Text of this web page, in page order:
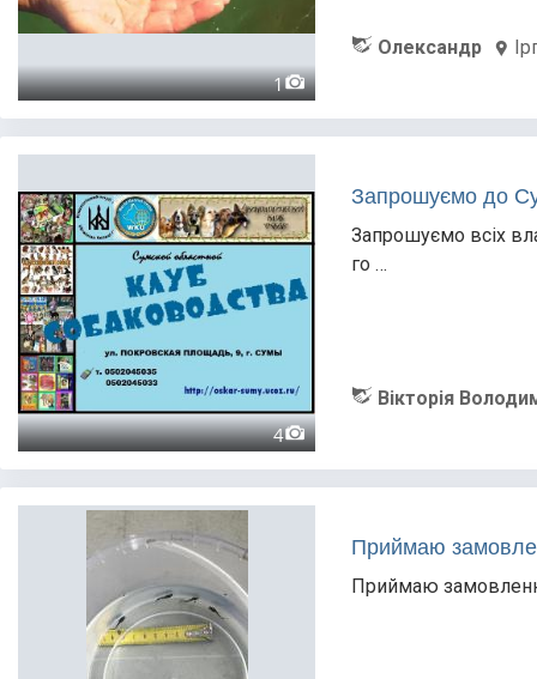
1
Олександр
4
Запрошуємо до
Запрошуємо всіх
го …
Вікторія
Приймаю
Приймаю